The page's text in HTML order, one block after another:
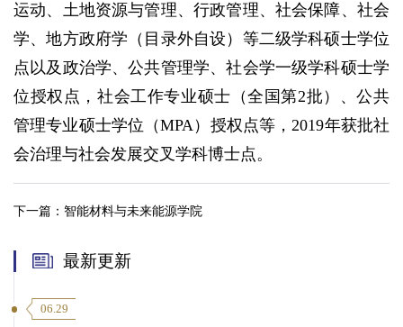
运动、土地资源与管理、行政管理、社会保障、社会
学、地方政府学（目录外自设）等二级学科硕士学位
点以及政治学、公共管理学、社会学一级学科硕士学
位授权点，社会工作专业硕士（全国第2批）、公共
管理专业硕士学位（MPA）授权点等，2019年获批社
会治理与社会发展交叉学科博士点。
下一篇： 智能材料与未来能源学院
最新更新
06.29